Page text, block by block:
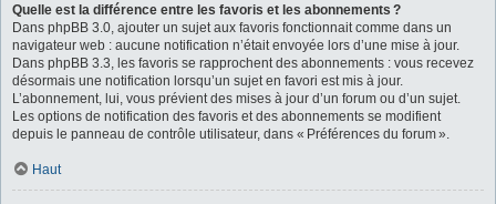
Quelle est la différence entre les favoris et les abonnements ?
Dans phpBB 3.0, ajouter un sujet aux favoris fonctionnait comme dans un
navigateur web : aucune notification n’était envoyée lors d’une mise à jour.
Dans phpBB 3.3, les favoris se rapprochent des abonnements : vous recevez
désormais une notification lorsqu’un sujet en favori est mis à jour.
L’abonnement, lui, vous prévient des mises à jour d’un forum ou d’un sujet.
Les options de notification des favoris et des abonnements se modifient
depuis le panneau de contrôle utilisateur, dans « Préférences du forum ».
Haut